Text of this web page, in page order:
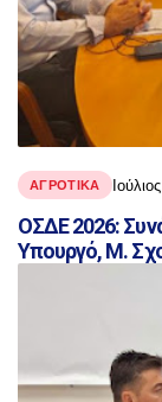
ΑΓΡΟΤΙΚΑ
ΟΣΔΕ 2026:
Υπουργό, Μ.